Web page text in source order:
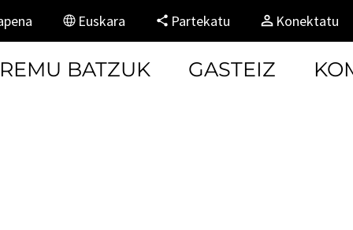
Euskara Partekatu Konektatu
BATZUK GASTEIZ